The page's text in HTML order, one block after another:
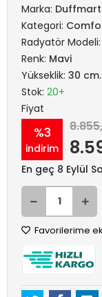
Marka: Duffmart
Kategori:
Radyatör Modeli:
Renk: Mavi
Yükseklik: 30 cm.
Stok: 20+
Fiyat
%3
indirim
En geç 8 Eylül
Favorilerime